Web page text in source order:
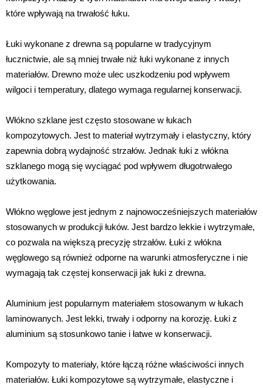
które wpływają na trwałość łuku.
Łuki wykonane z drewna są popularne w tradycyjnym
łucznictwie, ale są mniej trwałe niż łuki wykonane z innych
materiałów. Drewno może ulec uszkodzeniu pod wpływem
wilgoci i temperatury, dlatego wymaga regularnej konserwacji.
Włókno szklane jest często stosowane w łukach
kompozytowych. Jest to materiał wytrzymały i elastyczny, który
zapewnia dobrą wydajność strzałów. Jednak łuki z włókna
szklanego mogą się wyciągać pod wpływem długotrwałego
użytkowania.
Włókno węglowe jest jednym z najnowocześniejszych materiałów
stosowanych w produkcji łuków. Jest bardzo lekkie i wytrzymałe,
co pozwala na większą precyzję strzałów. Łuki z włókna
węglowego są również odporne na warunki atmosferyczne i nie
wymagają tak częstej konserwacji jak łuki z drewna.
Aluminium jest popularnym materiałem stosowanym w łukach
laminowanych. Jest lekki, trwały i odporny na korozję. Łuki z
aluminium są stosunkowo tanie i łatwe w konserwacji.
Kompozyty to materiały, które łączą różne właściwości innych
materiałów. Łuki kompozytowe są wytrzymałe, elastyczne i